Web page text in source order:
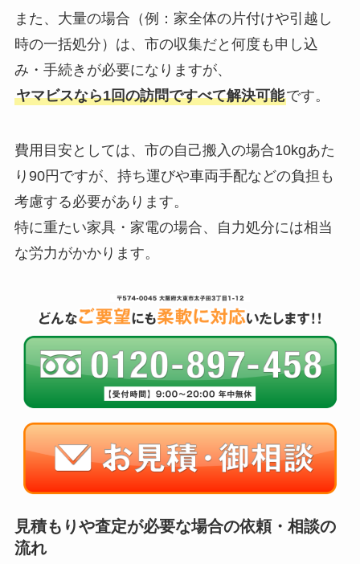
また、大量の場合（例：家全体の片付けや引越し
時の一括処分）は、市の収集だと何度も申し込
み・手続きが必要になりますが、
ヤマビスなら1回の訪問ですべて解決可能です。
費用目安としては、市の自己搬入の場合10kgあた
り90円ですが、持ち運びや車両手配などの負担も
考慮する必要があります。
特に重たい家具・家電の場合、自力処分には相当
な労力がかかります。
見積もりや査定が必要な場合の依頼・相談の
流れ